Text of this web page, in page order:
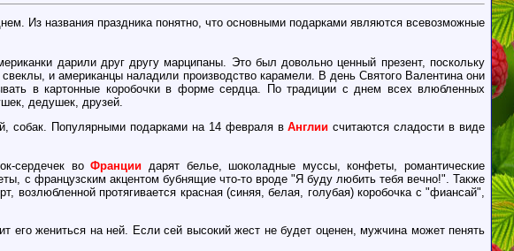
Из названия праздника понятно, что основными подарками являются всевозможные
дарили друг другу марципаны. Это был довольно ценный презент, поскольку
и американцы наладили производство карамели. В день Святого Валентина они
в картонные коробочки в форме сердца. По традиции с днем всех влюбленных
дедушек, друзей.
собак. Популярными подарками на 14 февраля вАнглии считаются сладости в виде
сердечек воФранции дарят белье, шоколадные муссы, конфеты, романтические
с французским акцентом бубнящие что-то вроде "Я буду любить тебя вечно!". Также
протягивается красная (синяя, белая, голубая) коробочка с "фиансай",
жениться на ней. Если сей высокий жест не будет оценен, мужчина может пенять